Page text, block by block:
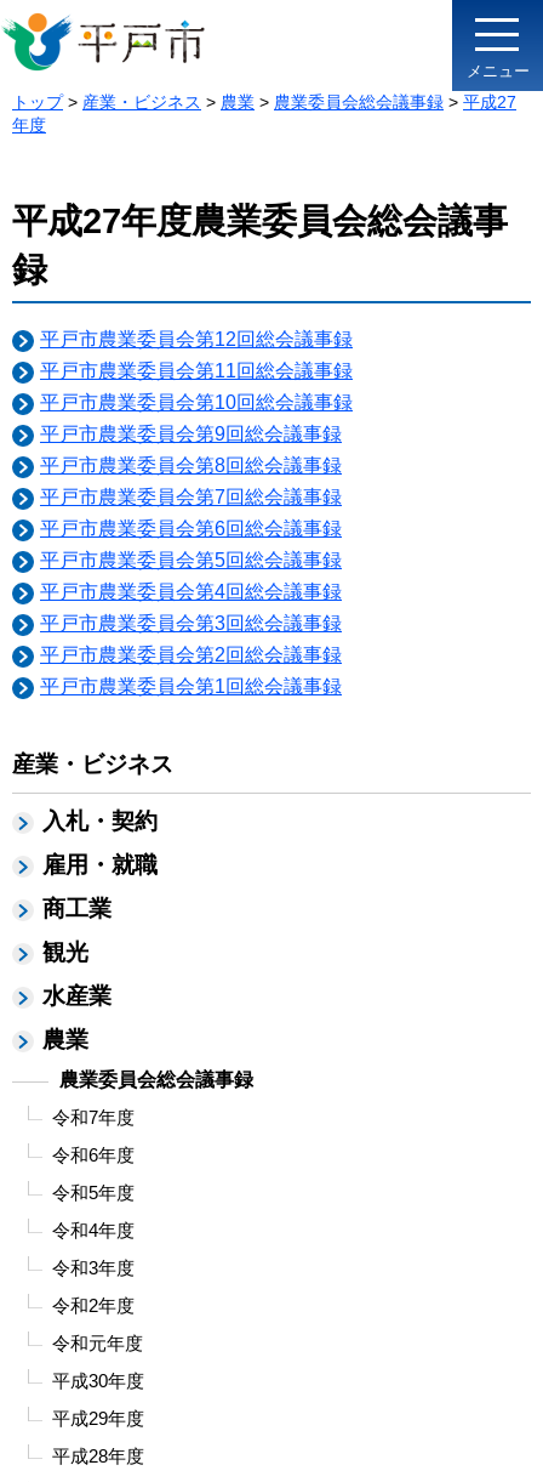
メニュー
トップ> 産業・ビジネス > 農業 > 農業委員会総会議事録 > 平成27
年度
産業・ビジネス
入札・契約
雇用・就職
商工業
観光
水産業
農業
農業委員会総会議事録
令和7年度
令和6年度
令和5年度
令和4年度
令和3年度
令和2年度
令和元年度
平成30年度
平成29年度
平成28年度
平成27年度農業委員会総会議事
録
平戸市農業委員会第12回総会議事録
平戸市農業委員会第11回総会議事録
平戸市農業委員会第10回総会議事録
平戸市農業委員会第9回総会議事録
平戸市農業委員会第8回総会議事録
平戸市農業委員会第7回総会議事録
平戸市農業委員会第6回総会議事録
平戸市農業委員会第5回総会議事録
平戸市農業委員会第4回総会議事録
平戸市農業委員会第3回総会議事録
平戸市農業委員会第2回総会議事録
平戸市農業委員会第1回総会議事録